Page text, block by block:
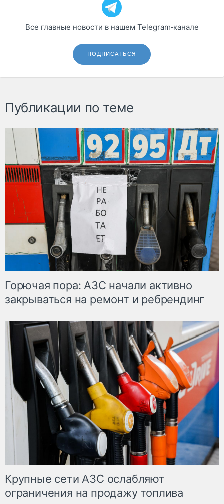
Все главные новости в нашем Telegram‑канале
ПОДПИСАТЬСЯ
Публикации по теме
Горючая пора: АЗС начали активно
закрываться на ремонт и ребрендинг
Крупные сети АЗС ослабляют
ограничения на продажу топлива